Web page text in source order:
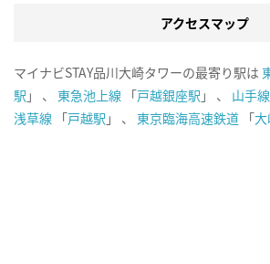
アクセスマップ
マイナビSTAY品川大崎タワーの最寄り駅は
駅 」 、 東急池上線 「戸越銀座駅 」 、 山手線
浅草線 「戸越駅 」 、 東京臨海高速鉄道 「